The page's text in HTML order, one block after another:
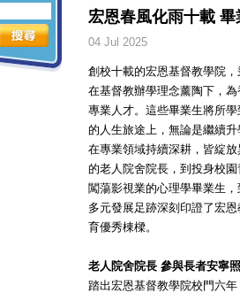
宏恩春風化雨十載
04 Jul 2025
創校十載的宏恩基督教學院
在基督教辦學理念薰陶下，
專業人才。這些畢業生將所
的人生旅途上，無論是繼續
在專業領域持續深耕，皆綻
的老人院舍院長，到投身校
闖蕩影視業的心理學畢業生
多元發展足跡深刻印證了宏
育優秀棟樑。
老人院舍院長 參與長者安寧
踏出宏恩基督教學院校門六